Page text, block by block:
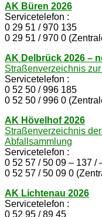
AK Büren 2026
Servicetelefon :
0 29 51 / 970 135
0 29 51 / 970 0
AK Delbrück 2026 –
Straßenverzeichnis
Servicetelefon :
0 52 50 / 996 185
0 52 50 / 996 0
AK Hövelhof 2026
Straßenverzeichnis
Abfallsammlung
Servicetelefon :
0 52 57 / 50 09 – 137 /
0 52 57 / 50 09 0
AK Lichtenau 2026
Servicetelefon :
0 52 95 / 89 45